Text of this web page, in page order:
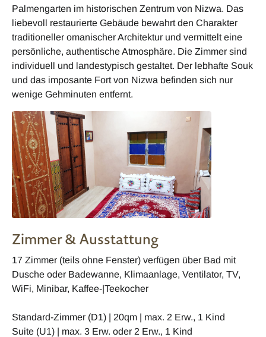
Palmengarten im historischen Zentrum von Nizwa. Das
liebevoll restaurierte Gebäude bewahrt den Charakter
traditioneller omanischer Architektur und vermittelt eine
persönliche, authentische Atmosphäre. Die Zimmer sind
individuell und landestypisch gestaltet. Der lebhafte Souk
und das imposante Fort von Nizwa befinden sich nur
wenige Gehminuten entfernt.
Zimmer & Ausstattung
17 Zimmer (teils ohne Fenster) verfügen über Bad mit
Dusche oder Badewanne, Klimaanlage, Ventilator, TV,
WiFi, Minibar, Kaffee-|Teekocher
Standard-Zimmer (D1) | 20qm | max. 2 Erw., 1 Kind
Suite (U1) | max. 3 Erw. oder 2 Erw., 1 Kind